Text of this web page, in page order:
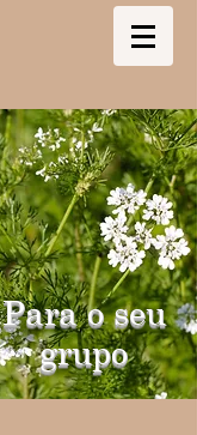
Para o seu
grupo